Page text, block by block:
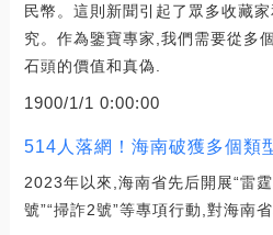
民幣。這則新聞引起了眾多收藏
究。作為鑒寶專家,我們需要從多
石頭的價值和真偽.
1900/1/1 0:00:00
514人落網！海南破獲多個類
2023年以來,海南省先后開展“雷
號”“掃詐2號”等專項行動,對海南